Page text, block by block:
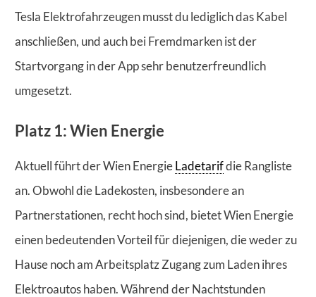
Tesla Elektrofahrzeugen musst du lediglich das Kabel
anschließen, und auch bei Fremdmarken ist der
Startvorgang in der App sehr benutzerfreundlich
umgesetzt.
Platz 1: Wien Energie
Aktuell führt der Wien EnergieLadetarifdie Rangliste
an. Obwohl die Ladekosten, insbesondere an
Partnerstationen, recht hoch sind, bietet Wien Energie
einen bedeutenden Vorteil für diejenigen, die weder zu
Hause noch am Arbeitsplatz Zugang zum Laden ihres
Elektroautos haben. Während der Nachtstunden